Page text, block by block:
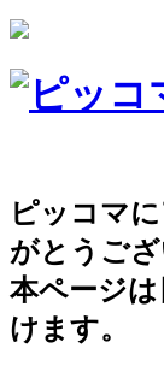
ピッコマ
がとうござ
本ページ
けます。